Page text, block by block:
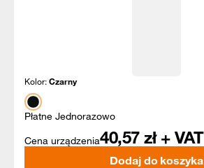
Kolor:Czarny
Płatne Jednorazowo
Cena urządzenia40,57 zł + VAT
Dodaj do koszyka